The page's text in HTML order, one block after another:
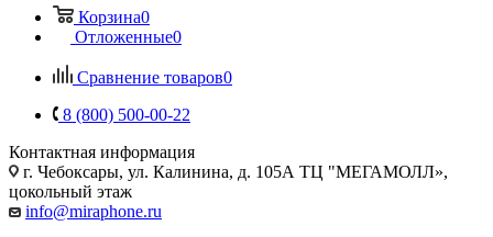
Корзина0
Отложенные0
Сравнение товаров0
8 (800) 500-00-22
Контактная информация
г. Чебоксары, ул. Калинина, д. 105А ТЦ "МЕГАМОЛЛ»,
цокольный этаж
info@miraphone.ru